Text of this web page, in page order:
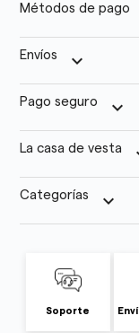
Métodos de pago
Envíos keyboard_arrow_down
Pago seguro keyboard_arrow_down
La casa de vesta
Categorías keyboard_arrow_down
Soporte